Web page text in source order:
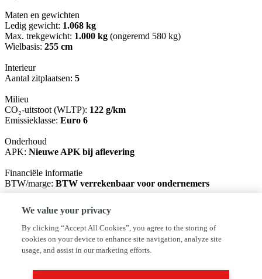
Maten en gewichten
Ledig gewicht: 1.068 kg
Max. trekgewicht: 1.000 kg (ongeremd 580 kg)
Wielbasis: 255 cm
Interieur
Aantal zitplaatsen: 5
Milieu
CO₂-uitstoot (WLTP): 122 g/km
Emissieklasse: Euro 6
Onderhoud
APK: Nieuwe APK bij aflevering
Financiële informatie
BTW/marge: BTW verrekenbaar voor ondernemers
BOVAG 40-Puntencheck:Ja
BOVAG Afleverbeurt:Ja
Afleverpakketten
Optioneel afleverpakket (€ 950): All-In rijklaar pakket
We value your privacy
By clicking “Accept All Cookies”, you agree to the storing of
cookies on your device to enhance site navigation, analyze site
usage, and assist in our marketing efforts.